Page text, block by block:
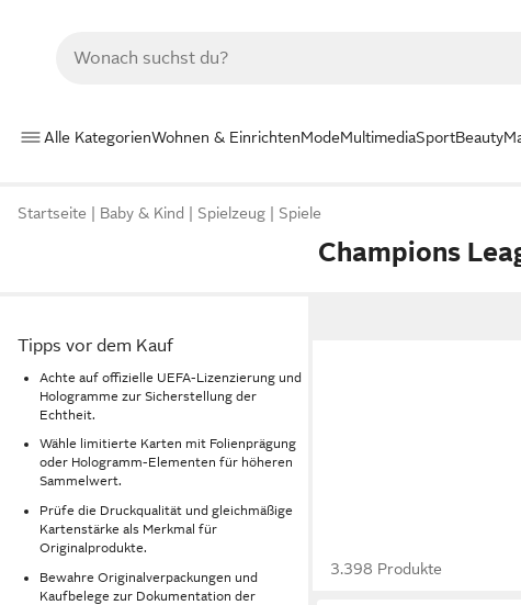
Alle KategorienWohnen & EinrichtenModeMultimediaSportBeauty
Startseite Baby & Kind Spielzeug Spiele
Champions
Tipps vor dem Kauf
Achte auf offizielle UEFA-Lizenzierung und
Hologramme zur Sicherstellung der
Echtheit.
Wähle limitierte Karten mit Folienprägung
oder Hologramm-Elementen für höheren
Sammelwert.
Prüfe die Druckqualität und gleichmäßige
Kartenstärke als Merkmal für
Originalprodukte.
Bewahre Originalverpackungen und
Kaufbelege zur Dokumentation der
3.398 Produkte